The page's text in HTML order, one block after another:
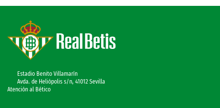
Estadio Benito Villamarín
Avda. de Heliópolis s/n, 41012 Sevilla
Atención al Bético